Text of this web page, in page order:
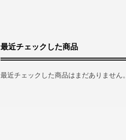
最近チェックした商品
最近チェックした商品はまだありません。